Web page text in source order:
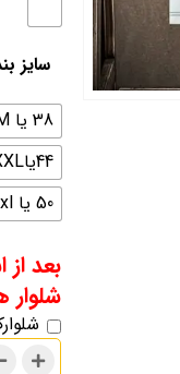
سایز
38 یا M (عرض 46سانت)
44یاXXL (عرض 53 سانت)
50 یا 5xl (عرض 59 سانت)
بعد
شلوار